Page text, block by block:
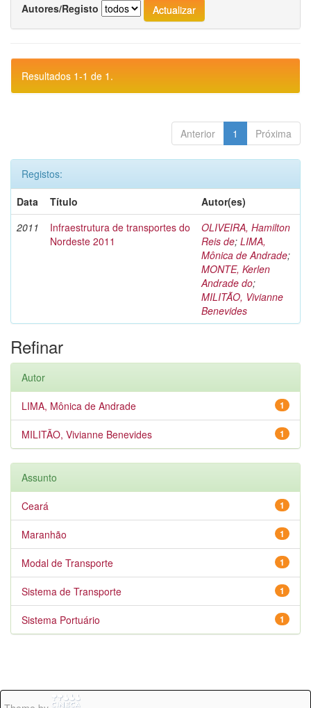
Autores/Registo
Resultados 1-1 de 1.
Anterior 1 Próxima
Registos:
Data
Título
Autor(es)
2011
Infraestrutura de transportes do
Nordeste 2011
OLIVEIRA, Hamilton
Reis de; LIMA,
Mônica de Andrade;
MONTE, Kerlen
Andrade do;
MILITÃO, Vivianne
Benevides
Refinar
Autor
1
LIMA, Mônica de Andrade
1
MILITÃO, Vivianne Benevides
Assunto
1
Ceará
1
Maranhão
1
Modal de Transporte
1
Sistema de Transporte
1
Sistema Portuário